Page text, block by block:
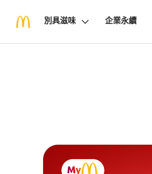
別具滋味 企業永續